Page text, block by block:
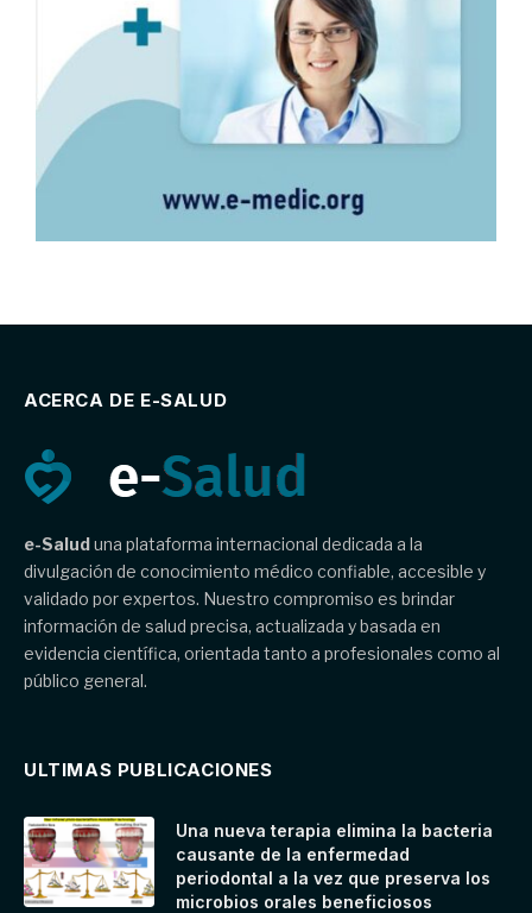
ACERCA DE E-SALUD
e-Saluduna plataforma internacional dedicada a la
divulgación de conocimiento médico confiable, accesible y
validado por expertos. Nuestro compromiso es brindar
información de salud precisa, actualizada y basada en
evidencia científica, orientada tanto a profesionales como al
público general.
ULTIMAS PUBLICACIONES
Una nueva terapia elimina la bacteria
causante de la enfermedad
periodontal a la vez que preserva los
microbios orales beneficiosos